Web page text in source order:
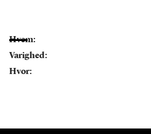
Hvem:
Varighed:
Hvor: